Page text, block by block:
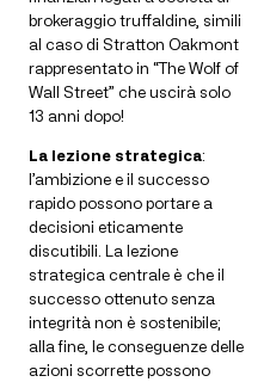
brokeraggio truffaldine, simili
al caso di Stratton Oakmont
rappresentato in “The Wolf of
Wall Street” che uscirà solo
13 anni dopo!
La lezione strategica:
l’ambizione e il successo
rapido possono portare a
decisioni eticamente
discutibili. La lezione
strategica centrale è che il
successo ottenuto senza
integrità non è sostenibile;
alla fine, le conseguenze delle
azioni scorrette possono